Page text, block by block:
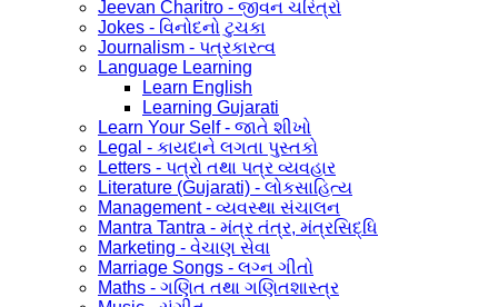
Jeevan Charitro - જીવન ચરિત્રો
Jokes - વિનોદનો ટુચકા
Journalism - પત્રકારત્વ
Language Learning
Learn English
Learning Gujarati
Learn Your Self - જાતે શીખો
Legal - કાયદાને લગતા પુસ્તકો
Letters - પત્રો તથા પત્ર વ્યવહાર
Literature (Gujarati) - લોકસાહિત્ય
Management - વ્યવસ્થા સંચાલન
Mantra Tantra - મંત્ર તંત્ર, મંત્રસિદ્ધિ
Marketing - વેચાણ સેવા
Marriage Songs - લગ્ન ગીતો
Maths - ગણિત તથા ગણિતશાસ્ત્ર